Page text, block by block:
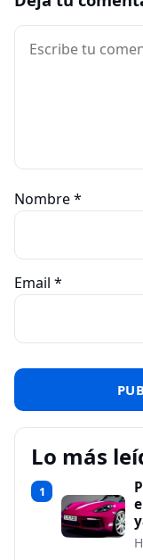
Comentario
Nombre*
Email *
Lo más
1